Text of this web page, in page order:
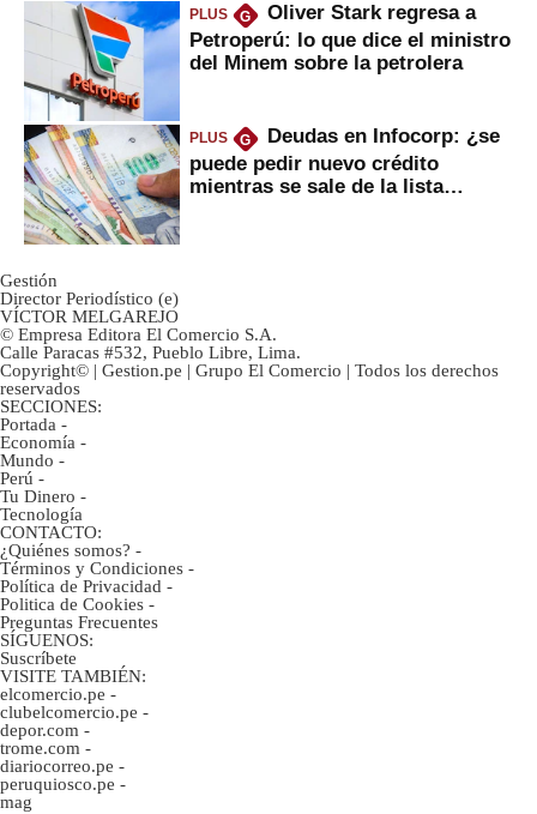
PLUS G
Oliver Stark regresa a
Petroperú: lo que dice el ministro
del Minem sobre la petrolera
PLUS G
Deudas en Infocorp: ¿se
puede pedir nuevo crédito
mientras se sale de la lista
Gestión
Director Periodístico (e)
VÍCTOR MELGAREJO
© Empresa Editora El Comercio S.A.
Calle Paracas #532, Pueblo Libre, Lima.
Copyright© | Gestion.pe | Grupo El Comercio | Todos los derechos
reservados
SECCIONES:
Portada -
Economía -
Mundo -
Perú -
Tu Dinero -
Tecnología
CONTACTO:
¿Quiénes somos? -
Términos y Condiciones -
Política de Privacidad -
Politica de Cookies -
Preguntas Frecuentes
SÍGUENOS:
Suscríbete
VISITE TAMBIÉN:
elcomercio.pe -
clubelcomercio.pe -
depor.com -
trome.com -
diariocorreo.pe -
peruquiosco.pe -
mag